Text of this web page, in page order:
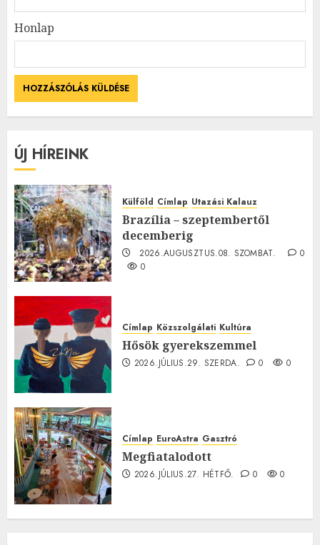
Honlap
ÚJ HÍREINK
Külföld Címlap Utazási Kalauz
Brazília – szeptembertől
decemberig
2026.AUGUSZTUS.08. SZOMBAT.
0
0
Címlap Közszolgálati Kultúra
Hősök gyerekszemmel
2026.JÚLIUS.29. SZERDA. 0 0
Címlap EuroAstra Gasztró
Megfiatalodott
2026.JÚLIUS.27. HÉTFŐ. 0 0